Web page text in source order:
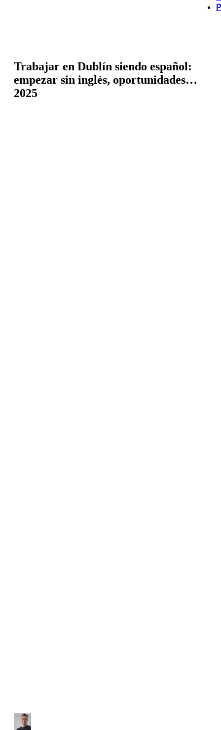
Trabajar en Dublín siendo español:
empezar sin inglés, oportunidades…
2025